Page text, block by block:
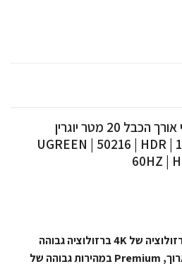
תכונות: כבל HDMI אופטי אורך הכבל 20 מטר יוגרין
UGREEN | 50216 | HDR |
60HZ |
כבל HDMI מסיבי זה תומך ברזולוציה של 4K ברזולוציה גבוהה
במיוחד של 60Hz עם אורך ארוך, Premium במהירות גבוהה של